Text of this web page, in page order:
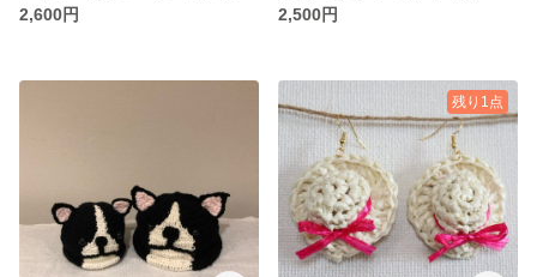
2,600円
2,500円
残り1点